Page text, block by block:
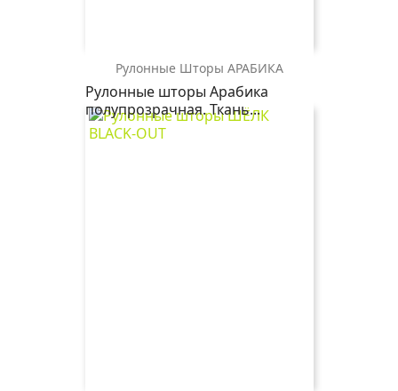
Рулонные Шторы АРАБИКА
Рулонные шторы Арабика
полупрозрачная. Ткань...
АРАБИКА
1605
платина